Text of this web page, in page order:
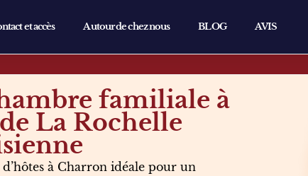
et accès Autour de chez nous BLOG AVIS
familiale à
La Rochelle
à Charron idéale pour un